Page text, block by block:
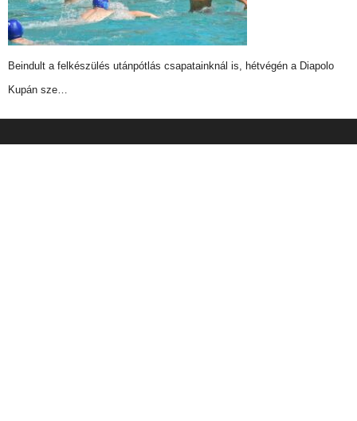
Beindult a felkészülés utánpótlás csapatainknál is, hétvégén a Diapolo
Kupán sze…